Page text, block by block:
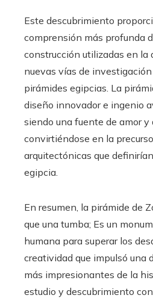
Este descubrimiento
comprensión más profunda
construcción utilizadas en la
nuevas vías de
pirámides egipcias. La
diseño innovador e ingenio
siendo una fuente de amor y
convirtiéndose en la
arquitectónicas que
egipcia.
En resumen, la pirámide de
que una tumba; Es un
humana para superar los
creatividad que impulsó una
más impresionantes de la
estudio y descubrimiento